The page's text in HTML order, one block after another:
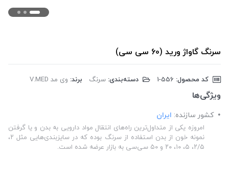
سرنگ گاواژ ورید (60 سی سی)
کد محصول: دسته‌بندی: سرنگ برند: وی مد V.MED
ویژگی‌ها
کشور سازنده: ایران
امروزه یکی از متداول‌ترین راه‌های انتقال مواد دارویی به بدن و یا گرفتن
نمونه خون از بدن استفاده از سرنگ‌ بوده که در سایزبندی‌هایی مثل ۲،
۲/۵، ۵، ۱۰، ۲۰ و ۵۰ سی‌سی به بازار عرضه شده است.